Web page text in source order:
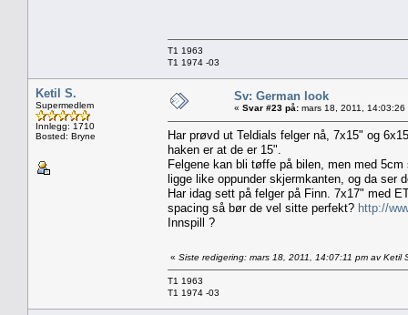
T1 1963
T1 1974 -03
Ketil S.
Supermedlem
Innlegg: 1710
Bosted: Bryne
Sv: German look
« Svar #23 på: mars 18, 2011, 14:03:26
Har prøvd ut Teldials felger nå, 7x15" og
haken er at de er 15".
Felgene kan bli tøffe på bilen, men med
ligge like oppunder skjermkanten, og da ser
Har idag sett på felger på Finn. 7x17" med
spacing så bør de vel sitte perfekt? http://
Innspill ?
« Siste redigering: mars 18, 2011, 14:07:11 pm av Ketil
T1 1963
T1 1974 -03